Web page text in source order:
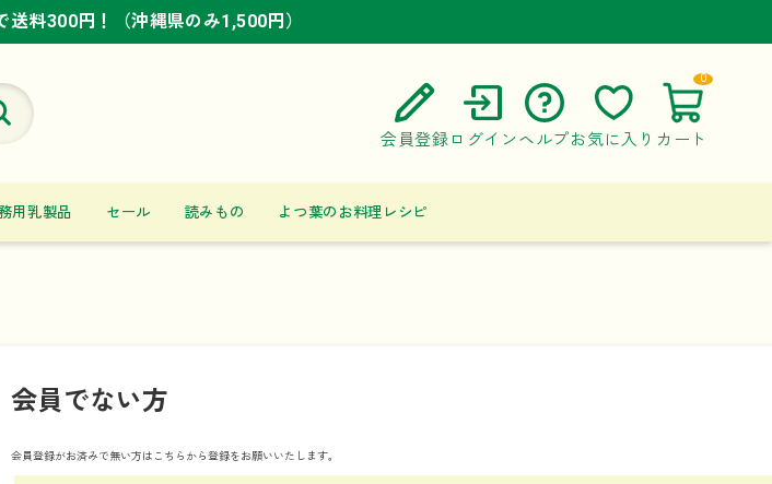
料300円！（沖縄県のみ1,500円）
料300円！（沖縄県のみ1,500円）
料300円！（沖縄県のみ1,500円）
会員登録 ログイン ヘルプ
ご利用ガイド
お問い合わせ
お気に入り カート
0
用乳製品 セール 読みもの よつ葉のお料理レシピ
会員でない方
会員登録がお済みで無い方はこちらから登録をお願いいたします。